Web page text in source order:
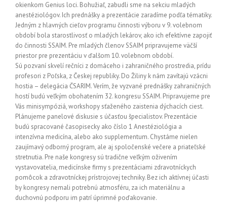
okienkom Genius loci. Bohužiaľ, zabudli sme na sekciu mladých
anestéziológov. Ich prednášky a prezentácie zaradíme podľa tématiky.
Jedným z hlavných cieľov programu činnosti výboru v 9. volebnom
období bola starostlivosť o mladých lekárov, ako ich efektívne zapojiť
do činnosti SSAIM. Pre mladých členov SSAIM pripravujeme väčší
priestor pre prezentáciu v ďalšom 10. volebnom období.
Sú pozvaní skvelí rečníci z domáceho i zahraničného prostredia, prídu
profesori z Poľska, z Českej republiky. Do Žiliny k nám zavítajú vzácni
hostia – delegácia ČSARIM. Verím, že vyzvané prednášky zahraničných
hostí budú veľkým obohatením 32. kongresu SSAIM. Pripravujeme pre
Vás minisympóziá, workshopy sťaženého zaistenia dýchacích ciest.
Plánujeme panelové diskusie s účasťou špecialistov. Prezentácie
budú spracované časopisecky ako číslo 1 Anestéziológia a
intenzívna medicína, alebo ako supplementum. Chystáme nielen
zaujímavý odborný program, ale aj spoločenské večere a priateľské
stretnutia. Pre naše kongresy sú tradične veľkým oživením
vystavovatelia, medicínske firmy s prezentáciami zdravotníckych
pomôcok a zdravotníckej prístrojovej techniky. Bez ich aktívnej účasti
by kongresy nemali potrebnú atmosféru, za ich materiálnu a
duchovnú podporu im patrí úprimné poďakovanie.